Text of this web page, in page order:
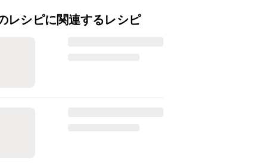
レシピに関連するレシピ